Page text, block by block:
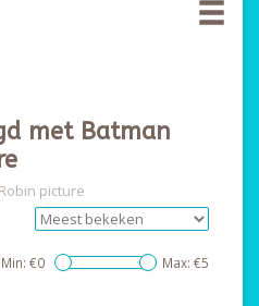
met Batman
picture
Min: €0 Max: €5